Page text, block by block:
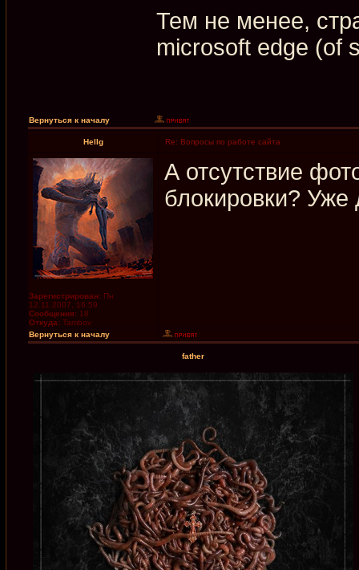
Тем не менее,
microsoft edge (of
Вернуться к началу
Hellg Re: Вопросы по работе сайта
Зарегистрирован: Пн
12.11.2007, 16:59
Сообщения: 18
Откуда: Tambov
А отсутствие
блокировки?
Вернуться к началу
father